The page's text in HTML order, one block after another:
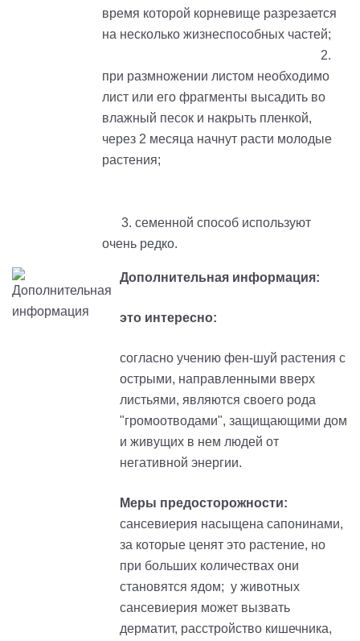
время которой корневище разрезается
на несколько жизнеспособных частей;
2.
при размножении листом необходимо
лист или его фрагменты высадить во
влажный песок и накрыть пленкой,
через 2 месяца начнут расти молодые
растения;
3. семенной способ используют
очень редко.
Дополнительная информация:
это интересно:
согласно учению фен-шуй растения с
острыми, направленными вверх
листьями, являются своего рода
"громоотводами", защищающими дом
и живущих в нем людей от
негативной энергии.
Меры предосторожности:
сансевиерия насыщена сапонинами,
за которые ценят это растение, но
при больших количествах они
становятся ядом; у животных
сансевиерия может вызвать
дерматит, расстройство кишечника,